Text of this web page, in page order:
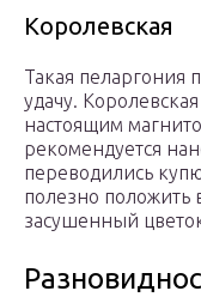
Королевская
Такая пеларгония
удачу.
настоящим
рекомендуется
переводились
полезно положить
засушенный